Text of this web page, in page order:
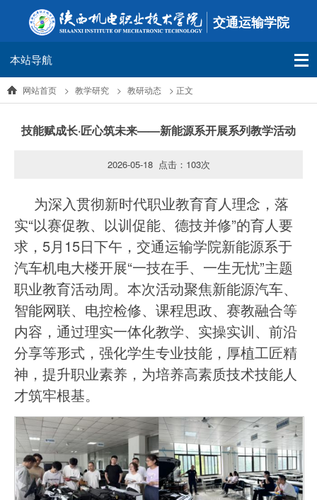
交通运输学院
本站导航
网站首页 > 教学研究 > 教研动态 > 正文
技能赋成长·匠心筑未来——新能源系开展系列教学活动
2026-05-18 点击： 103次
为深入贯彻新时代职业教育育人理念，落
实“以赛促教、以训促能、德技并修”的育人要
求，5月15日下午，交通运输学院新能源系于
汽车机电大楼开展“一技在手、一生无忧”主题
职业教育活动周。本次活动聚焦新能源汽车、
智能网联、电控检修、课程思政、赛教融合等
内容，通过理实一体化教学、实操实训、前沿
分享等形式，强化学生专业技能，厚植工匠精
神，提升职业素养，为培养高素质技术技能人
才筑牢根基。